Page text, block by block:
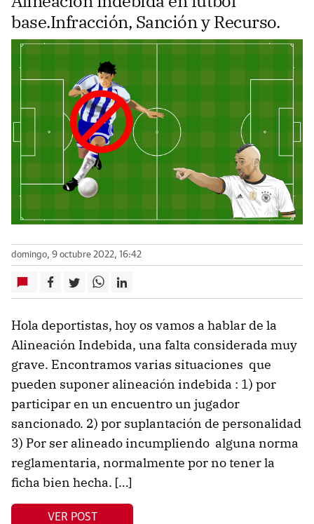
base.Infracción, Sanción y Recurso.
domingo, 9 octubre 2022, 16:42
Hola deportistas, hoy os vamos a hablar de la
Alineación Indebida, una falta considerada muy
grave. Encontramos varias situaciones que
pueden suponer alineación indebida : 1) por
participar en un encuentro un jugador
sancionado. 2) por suplantación de personalidad
3) Por ser alineado incumpliendo alguna norma
reglamentaria, normalmente por no tener la
ficha bien hecha. […]
VER POST